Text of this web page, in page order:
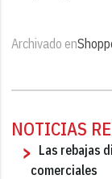
Archivado en
NOTICIAS
Las rebajas
comerciales